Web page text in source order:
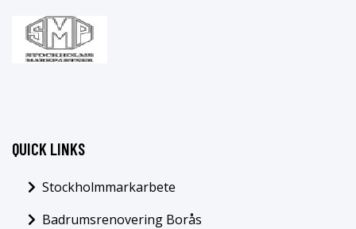
QUICK LINKS
Stockholmmarkarbete
Badrumsrenovering Borås